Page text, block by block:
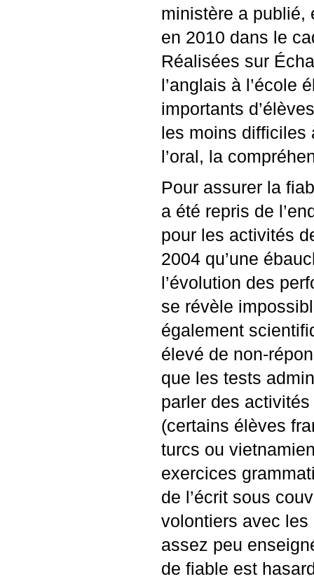
ministère a publié,
en 2010 dans le
Réalisées sur
l’anglais à
importants
les moins
l’oral, la
Pour assurer la
a été repris de
pour les activités
2004 qu’une
l’évolution des
se révèle
également
élevé de non-
que les tests
parler des
(certains élèves
turcs ou
exercices
de l’écrit sous
volontiers avec les
assez peu
de fiable est